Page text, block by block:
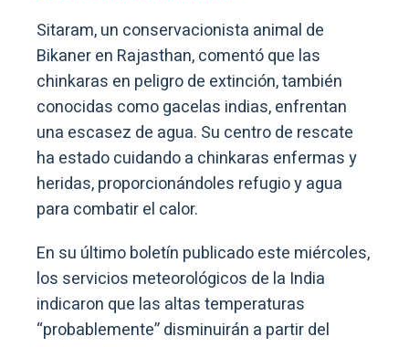
Sitaram, un conservacionista animal de
Bikaner en Rajasthan, comentó que las
chinkaras en peligro de extinción, también
conocidas como gacelas indias, enfrentan
una escasez de agua. Su centro de rescate
ha estado cuidando a chinkaras enfermas y
heridas, proporcionándoles refugio y agua
para combatir el calor.
En su último boletín publicado este miércoles,
los servicios meteorológicos de la India
indicaron que las altas temperaturas
“probablemente” disminuirán a partir del